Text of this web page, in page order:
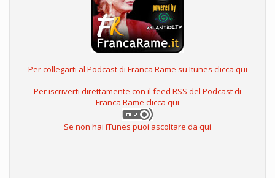
Per collegarti al Podcast di Franca Rame su Itunes clicca qui
Per iscriverti direttamente con il feed RSS del Podcast di
Franca Rame clicca qui
Se non hai iTunes puoi ascoltare da qui